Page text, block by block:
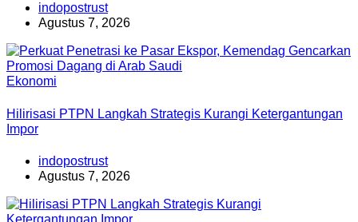
indopostrust
Agustus 7, 2026
Ekonomi
Hilirisasi PTPN Langkah Strategis Kurangi Ketergantungan
Impor
indopostrust
Agustus 7, 2026